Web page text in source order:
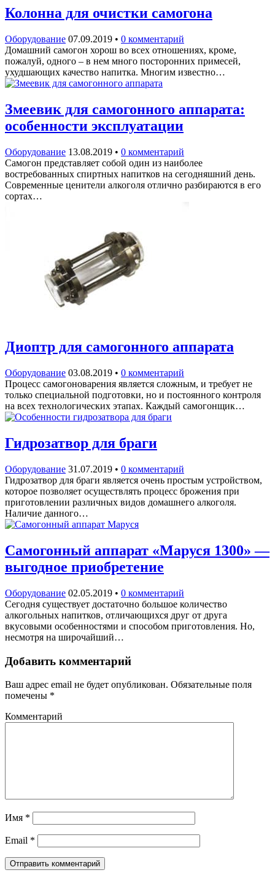
Колонна для очистки самогона
Оборудование 07.09.2019 • 0 комментарий
Домашний самогон хорош во всех отношениях, кроме,
пожалуй, одного – в нем много посторонних примесей,
ухудшающих качество напитка. Многим известно…
Змеевик для самогонного аппарата:
особенности эксплуатации
Оборудование 13.08.2019 • 0 комментарий
Самогон представляет собой один из наиболее
востребованных спиртных напитков на сегодняшний день.
Современные ценители алкоголя отлично разбираются в его
сортах…
Диоптр для самогонного аппарата
Оборудование 03.08.2019 • 0 комментарий
Процесс самогоноварения является сложным, и требует не
только специальной подготовки, но и постоянного контроля
на всех технологических этапах. Каждый самогонщик…
Гидрозатвор для браги
Оборудование 31.07.2019 • 0 комментарий
Гидрозатвор для браги является очень простым устройством,
которое позволяет осуществлять процесс брожения при
приготовлении различных видов домашнего алкоголя.
Наличие данного…
Самогонный аппарат «Маруся 1300» —
выгодное приобретение
Оборудование 02.05.2019 • 0 комментарий
Сегодня существует достаточно большое количество
алкогольных напитков, отличающихся друг от друга
вкусовыми особенностями и способом приготовления. Но,
несмотря на широчайший…
Добавить комментарий
Ваш адрес email не будет опубликован. Обязательные поля
помечены *
Комментарий
Имя *
Email *